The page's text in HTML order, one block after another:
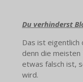
Du verhinderst
Das ist
denn die
etwas falsch ist,
wird.